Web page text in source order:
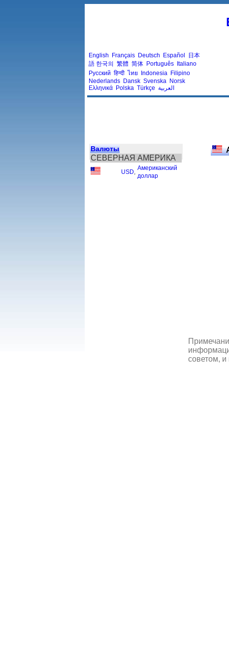
English Français Deutsch Español
日本
語 한국의 繁體 简体 Português Italiano
Русский हिन्दी ไทย Indonesia Filipino
Nederlands Dansk Svenska Norsk
Ελληνικά Polska Türkçe العربية
Валюты
СЕВЕРНАЯ АМЕРИКА
USD
Американский
доллар
советом,